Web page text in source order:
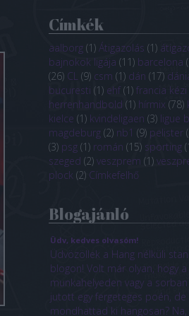
Címkék
aalborg (1) Átigazolás (1)
bajnokok ligája (11) barcelona (
(26) CL (9) csm (1) dán (17)
bucuresti (1) ehf (1) francia kézi
herrenhandbold (1) hírmix (78)
kielce (1) kvindeligaen (3) ligue
magdeburg (2) nb1 (9) pelister (
(3) psg (1) román (15) sporting (
szeged (2) veszprem (1)
plock (2) Címkefelhő
Blogajánló
Üdv, kedves olvasóm!
Üdvözöllek a Hang nélküli
blogon! Volt már olyan, hogy
munkahelyeden vagy a
jutott egy fergeteges poén, de
mondhattad ki hangosan? Na,